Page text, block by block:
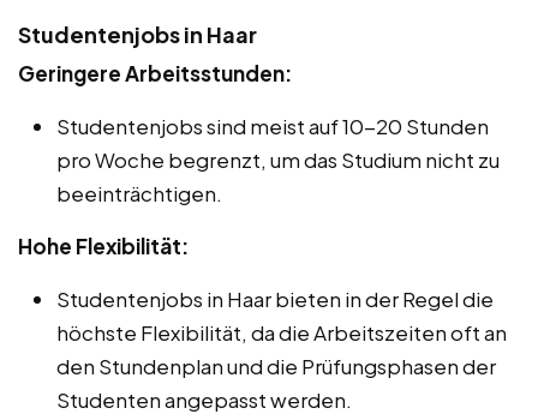
Studentenjobs in Haar
Geringere Arbeitsstunden:
Studentenjobs sind meist auf 10-20 Stunden
pro Woche begrenzt, um das Studium nicht zu
beeinträchtigen.
Hohe Flexibilität:
Studentenjobs in Haar bieten in der Regel die
höchste Flexibilität, da die Arbeitszeiten oft an
den Stundenplan und die Prüfungsphasen der
Studenten angepasst werden.